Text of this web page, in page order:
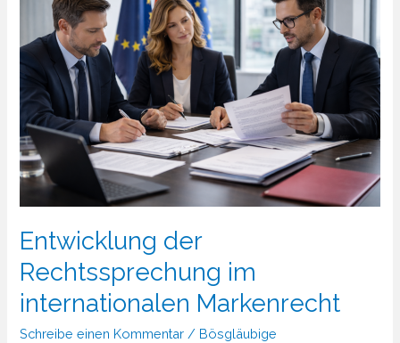
Warum
es
zusammengehört
Entwicklung der
Rechtssprechung im
internationalen Markenrecht
Schreibe einen Kommentar / Bösgläubige